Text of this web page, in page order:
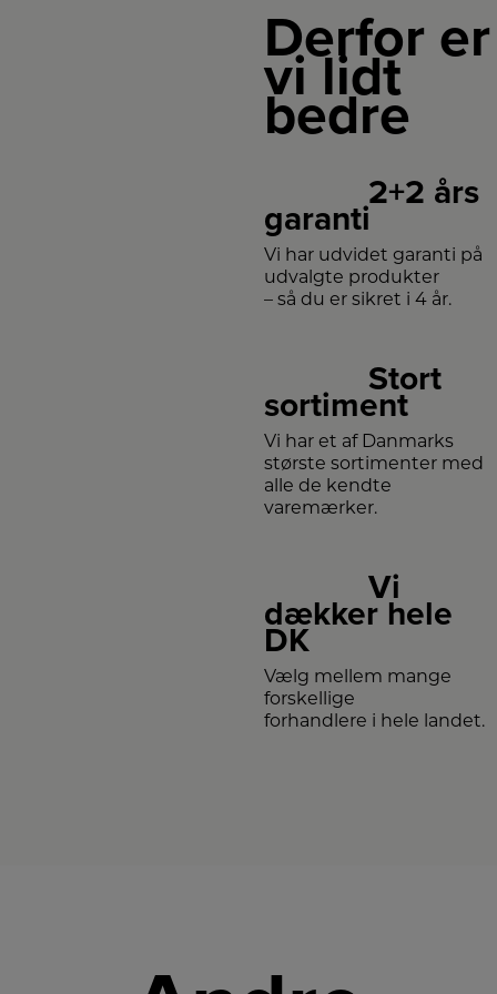
Derfor er
vi lidt
bedre
2+2 års
garanti
Vi har udvidet garanti på
udvalgte produkter
– så du er sikret i 4 år.
Stort
sortiment
Vi har et af Danmarks
største sortimenter med
alle de kendte
varemærker.
Vi
dækker hele
DK
Vælg mellem mange
forskellige
forhandlere i hele landet.